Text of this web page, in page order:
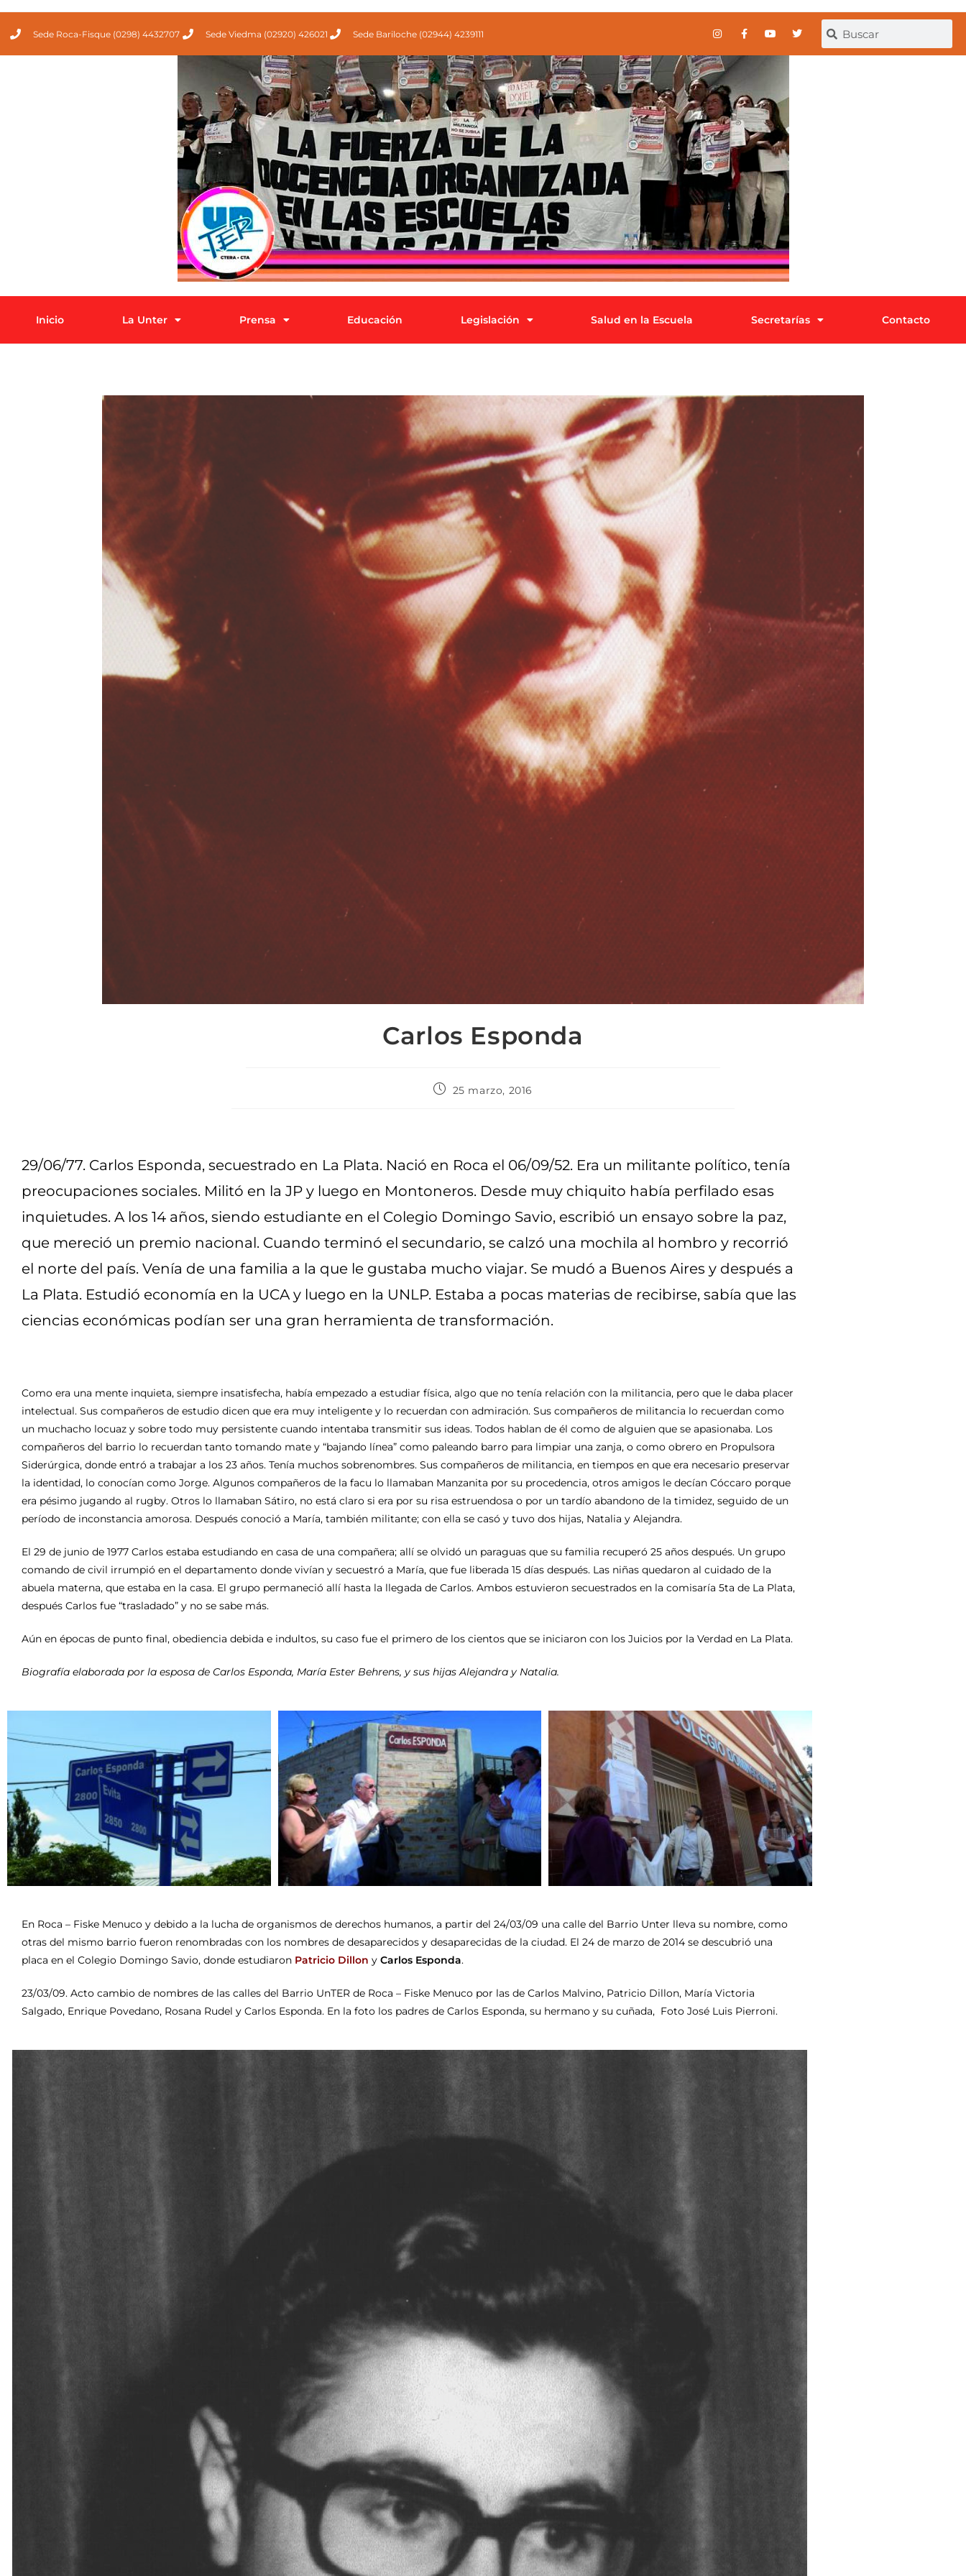
Sede Roca-Fisque (0298) 4432707 Sede Viedma (02920) 426021 Sede Bariloche (02944) 4239111
Inicio La Unter Prensa Educación Legislación Salud en la Escuela Secretarías Contacto
Carlos Esponda
25 marzo, 2016
29/06/77. Carlos Esponda, secuestrado en La Plata. Nació en Roca el 06/09/52. Era un militante político, tenía
preocupaciones sociales. Militó en la JP y luego en Montoneros. Desde muy chiquito había perfilado esas
inquietudes. A los 14 años, siendo estudiante en el Colegio Domingo Savio, escribió un ensayo sobre la paz,
que mereció un premio nacional. Cuando terminó el secundario, se calzó una mochila al hombro y recorrió
el norte del país. Venía de una familia a la que le gustaba mucho viajar. Se mudó a Buenos Aires y después a
La Plata. Estudió economía en la UCA y luego en la UNLP. Estaba a pocas materias de recibirse, sabía que las
ciencias económicas podían ser una gran herramienta de transformación.
Como era una mente inquieta, siempre insatisfecha, había empezado a estudiar física, algo que no tenía relación con la militancia, pero que le daba placer
intelectual. Sus compañeros de estudio dicen que era muy inteligente y lo recuerdan con admiración. Sus compañeros de militancia lo recuerdan como
un muchacho locuaz y sobre todo muy persistente cuando intentaba transmitir sus ideas. Todos hablan de él como de alguien que se apasionaba. Los
compañeros del barrio lo recuerdan tanto tomando mate y “bajando línea” como paleando barro para limpiar una zanja, o como obrero en Propulsora
Siderúrgica, donde entró a trabajar a los 23 años. Tenía muchos sobrenombres. Sus compañeros de militancia, en tiempos en que era necesario preservar
la identidad, lo conocían como Jorge. Algunos compañeros de la facu lo llamaban Manzanita por su procedencia, otros amigos le decían Cóccaro porque
era pésimo jugando al rugby. Otros lo llamaban Sátiro, no está claro si era por su risa estruendosa o por un tardío abandono de la timidez, seguido de un
período de inconstancia amorosa. Después conoció a María, también militante; con ella se casó y tuvo dos hijas, Natalia y Alejandra.
El 29 de junio de 1977 Carlos estaba estudiando en casa de una compañera; allí se olvidó un paraguas que su familia recuperó 25 años después. Un grupo
comando de civil irrumpió en el departamento donde vivían y secuestró a María, que fue liberada 15 días después. Las niñas quedaron al cuidado de la
abuela materna, que estaba en la casa. El grupo permaneció allí hasta la llegada de Carlos. Ambos estuvieron secuestrados en la comisaría 5ta de La Plata,
después Carlos fue “trasladado” y no se sabe más.
Aún en épocas de punto final, obediencia debida e indultos, su caso fue el primero de los cientos que se iniciaron con los Juicios por la Verdad en La Plata.
Biografía elaborada por la esposa de Carlos Esponda, María Ester Behrens, y sus hijas Alejandra y Natalia.
En Roca – Fiske Menuco y debido a la lucha de organismos de derechos humanos, a partir del 24/03/09 una calle del Barrio Unter lleva su nombre, como
otras del mismo barrio fueron renombradas con los nombres de desaparecidos y desaparecidas de la ciudad. El 24 de marzo de 2014 se descubrió una
placa en el Colegio Domingo Savio, donde estudiaron Patricio Dillon y Carlos Esponda.
23/03/09. Acto cambio de nombres de las calles del Barrio UnTER de Roca – Fiske Menuco por las de Carlos Malvino, Patricio Dillon, María Victoria
Salgado, Enrique Povedano, Rosana Rudel y Carlos Esponda. En la foto los padres de Carlos Esponda, su hermano y su cuñada, Foto José Luis Pierroni.